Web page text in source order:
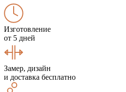
Изготовление
от 5 дней
Замер, дизайн
и доставка бесплатно